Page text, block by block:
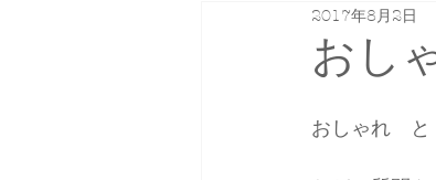
スタイリング セミナ
おし
2017年8月2日
おしゃれ　